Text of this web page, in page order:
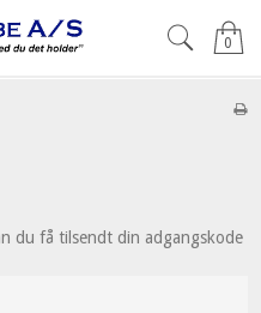
0
du få tilsendt din adgangskode